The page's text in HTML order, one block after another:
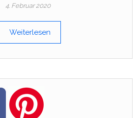
4. Februar 2020
Weiterlesen